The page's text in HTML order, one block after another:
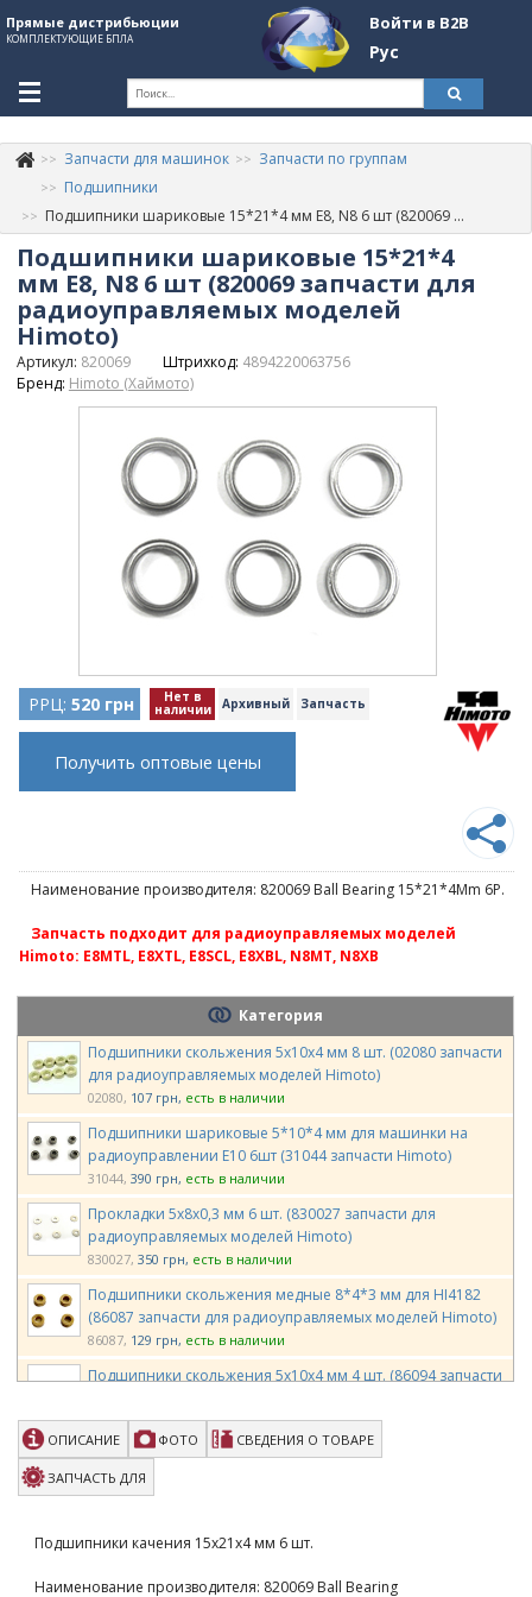
Прямые дистрибьюции
КОМПЛЕКТУЮЩИЕ БПЛА
Войти в B2B
Рус
+380507774092
Информация о компании
About Company
Обзоры
Категории
Стать партнером
Запчасти для машинок
Запчасти по группам
Подшипники
Подшипники шариковые 15*21*4 мм E8, N8 6 шт (820069 запчасти для радиоуправляемых моделей Himoto)
Подшипники шариковые 15*21*4
мм E8, N8 6 шт (820069 запчасти для
радиоуправляемых моделей
Himoto)
Артикул: 820069 Штрихкод: 4894220063756
Бренд: Himoto (Хаймото)
РРЦ: 520 грн Нет в
наличии Архивный Запчасть
Получить оптовые цены
Наименование производителя: 820069 Ball Bearing 15*21*4Mm 6P.
Запчасть подходит для радиоуправляемых моделей
Himoto: E8MTL, E8XTL, E8SCL, E8XBL, N8MT, N8XB
Категория
Подшипники скольжения 5х10х4 мм 8 шт. (02080 запчасти
для радиоуправляемых моделей Himoto)
02080 107 грн есть в наличии
Подшипники шариковые 5*10*4 мм для машинки на
радиоуправлении E10 6шт (31044 запчасти Himoto)
31044 390 грн есть в наличии
Прокладки 5х8х0,3 мм 6 шт. (830027 запчасти для
радиоуправляемых моделей Himoto)
830027 350 грн есть в наличии
Подшипники скольжения медные 8*4*3 мм для HI4182
(86087 запчасти для радиоуправляемых моделей Himoto)
86087 129 грн есть в наличии
Подшипники скольжения 5х10х4 мм 4 шт. (86094 запчасти
86094 86 грн есть в наличии
Подшипник 7 мм для двигателя нитро GO .21 .28 (B-607
запчасти для радиоуправляемых моделей Himoto)
B-607 270 грн
Подшипник 14x25,4 мм для двигателя нитро GO .21 .28 (B-
B-AY14B 1300 грн есть в наличии
ОПИСАНИЕ ФОТО СВЕДЕНИЯ О ТОВАРЕ
ЗАПЧАСТЬ ДЛЯ
Подшипники качения 15х21х4 мм 6 шт.
Наименование производителя: 820069 Ball Bearing